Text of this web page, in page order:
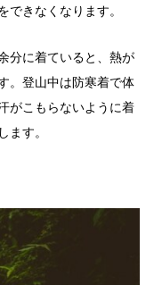
きなくなります。
分に着ていると、熱が
。登山中は防寒着で体
がこもらないように着
す。